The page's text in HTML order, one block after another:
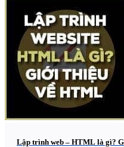
Lập trình web – HTML là gì?